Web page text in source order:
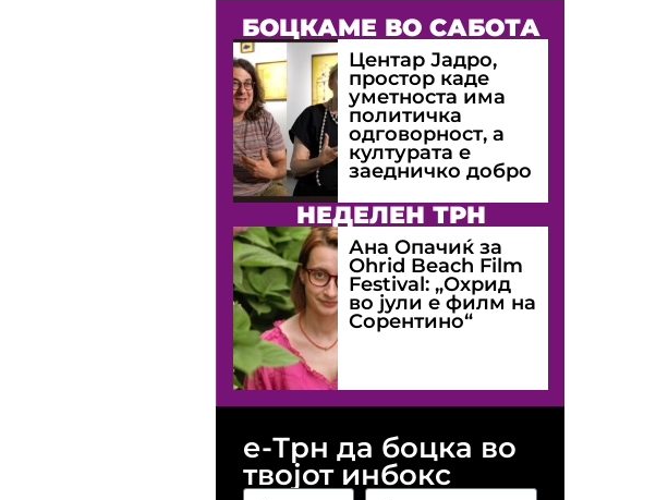
БОЦКАМЕ ВО САБОТА
Центар Јадро,
простор каде
уметноста има
политичка
одговорност, а
културата е
заедничко добро
НЕДЕЛЕН ТРН
Ана Опачиќ за
Оhrid Beach Film
Festival: „Охрид
во јули е филм на
Сорентино“
е-Трн да боцка во
твојот инбокс